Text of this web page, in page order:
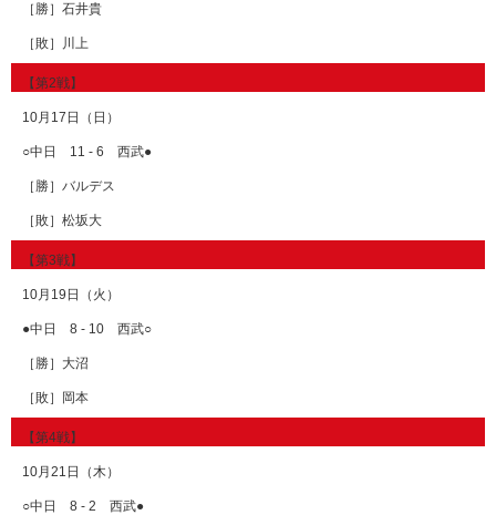
［勝］石井貴
［敗］川上
【第2戦】
10月17日（日）
○中日 11 - 6 西武●
［勝］バルデス
［敗］松坂大
【第3戦】
10月19日（火）
●中日 8 - 10 西武○
［勝］大沼
［敗］岡本
【第4戦】
10月21日（木）
○中日 8 - 2 西武●